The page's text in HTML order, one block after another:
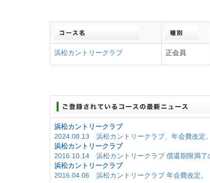
浜松カントリークラブ 正会員
浜松カントリークラブ
2024.08.13 浜松カントリークラブ、年会費改定。
浜松カントリークラブ
2016.10.14 浜松カントリークラブ 償還期限満了
浜松カントリークラブ
2016.04.06 浜松カントリークラブ 年会費改定。